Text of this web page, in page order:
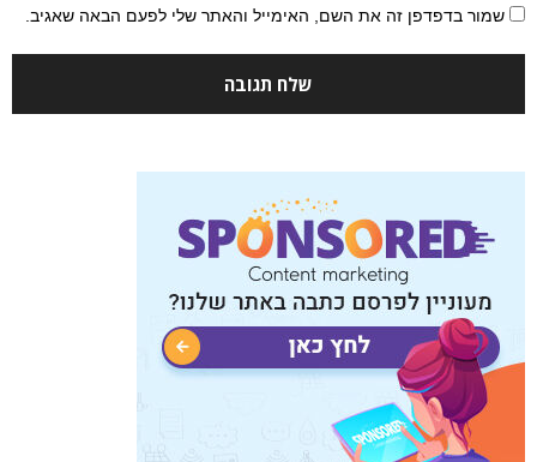
שמור בדפדפן זה את השם, האימייל והאתר שלי לפעם הבאה שאגיב.